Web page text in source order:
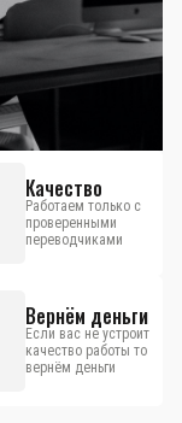
Качество
Работаем только с
проверенными
переводчиками
Вернём деньги
Если вас не устроит
качество работы то
вернём деньги